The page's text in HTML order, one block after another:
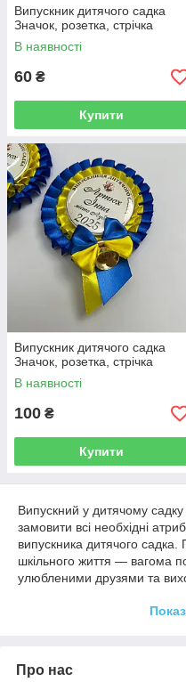
Випускник дитячого садка
Значок, розетка, стрічка
В наявності
60 ₴
Купити
Випускник дитячого садка
Значок, розетка, стрічка
В наявності
100 ₴
Купити
Випускний у дитячому
замовити всі необхідні
випускника дитячого садка.
шкільного життя — вагома
улюбленими друзями та
Малюки стануть гордістю
універсальною, оскільки
Про нас